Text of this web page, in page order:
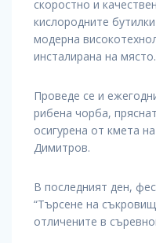
скоростно и
кислородните
модерна
инсталирана на място.
Проведе се и
рибена чорба,
осигурена от кмета
Димитров.
В последният ден,
“Търсене на
отличените в